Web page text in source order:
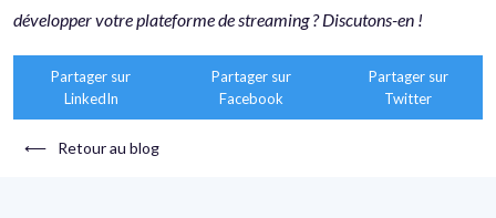
développer votre plateforme de streaming ? Discutons-en !
Partager sur
LinkedIn
Partager sur
Facebook
Partager sur
Twitter
⟵ Retour au blog